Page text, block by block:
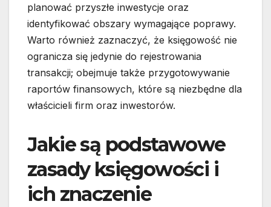
planować przyszłe inwestycje oraz
identyfikować obszary wymagające poprawy.
Warto również zaznaczyć, że księgowość nie
ogranicza się jedynie do rejestrowania
transakcji; obejmuje także przygotowywanie
raportów finansowych, które są niezbędne dla
właścicieli firm oraz inwestorów.
Jakie są podstawowe
zasady księgowości i
ich znaczenie